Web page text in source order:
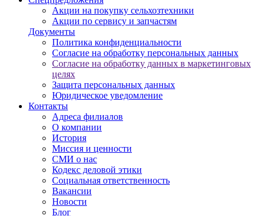
Акции на покупку сельхозтехники
Акции по сервису и запчастям
Документы
Политика конфиденциальности
Согласие на обработку персональных данных
Согласие на обработку данных в маркетинговых
целях
Защита персональных данных
Юридическое уведомление
Контакты
Адреса филиалов
О компании
История
Миссия и ценности
СМИ о нас
Кодекс деловой этики
Социальная ответственность
Вакансии
Новости
Блог